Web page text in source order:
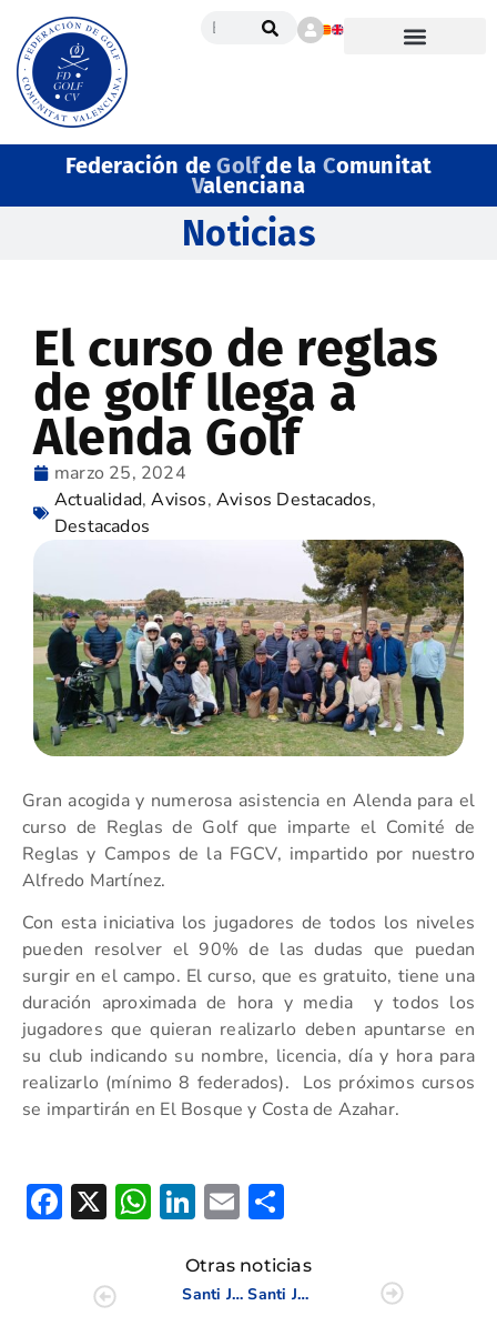
Federación deGolfde la Comunitat
Valenciana
Noticias
El curso de reglas
de golf llega a
Alenda Golf
marzo 25, 2024
Actualidad,Avisos,Avisos Destacados,
Destacados
Gran acogida y numerosa asistencia en Alenda para el
curso de Reglas de Golf que imparte el Comité de
Reglas y Campos de la FGCV, impartido por nuestro
Alfredo Martínez.
Con esta iniciativa los jugadores de todos los niveles
pueden resolver el 90% de las dudas que puedan
surgir en el campo. El curso, que es gratuito, tiene una
duración aproximada de hora y media y todos los
jugadores que quieran realizarlo deben apuntarse en
su club indicando su nombre, licencia, día y hora para
realizarlo (mínimo 8 federados). Los próximos cursos
se impartirán en El Bosque y Costa de Azahar.
Facebook
X WhatsApp
LinkedIn
Email
Otras noticias
Santi Juesas lidera el Nacional S18 Masculino (J.1)
Santi Juesas lidera en solitario el Nacional S18 Masculino (J.2)